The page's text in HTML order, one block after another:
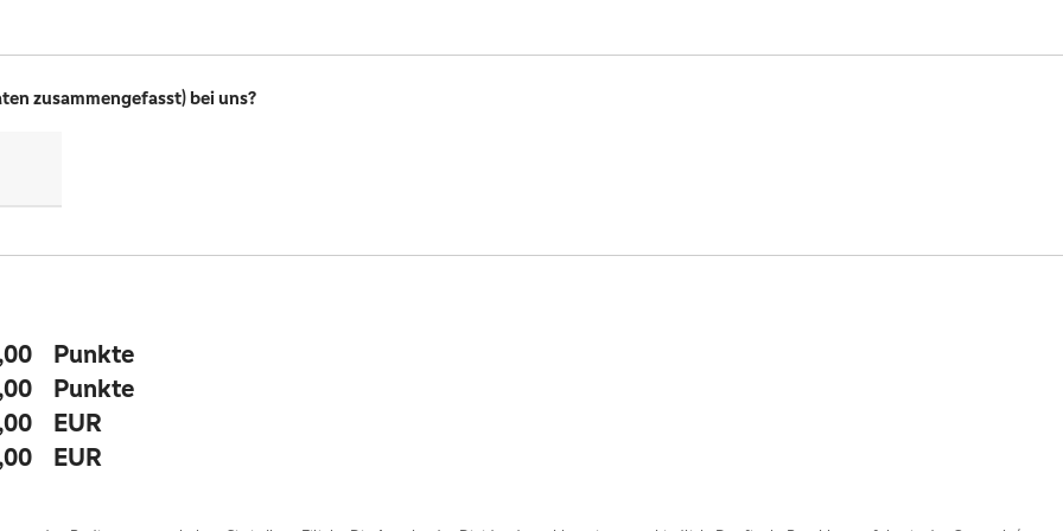
zusammengefasst) bei uns?
Punkte
Punkte
EUR
EUR